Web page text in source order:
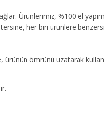
Ürünlerimiz, %100 el
her biri ürünlere
ürünün ömrünü uzatarak